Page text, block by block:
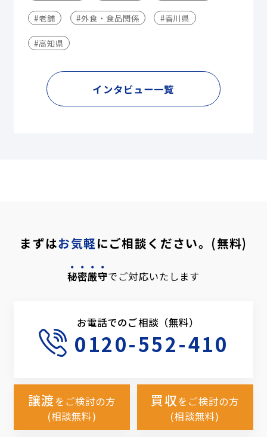
#老舗 #外食・食品関係 #香川県
#高知県
インタビュー一覧
まずはお気軽にご相談ください。(無料)
秘密厳守でご対応いたします
お電話でのご相談（無料）
0120-552-410
譲渡をご検討の方
(相談無料)
買収をご検討の方
(相談無料)